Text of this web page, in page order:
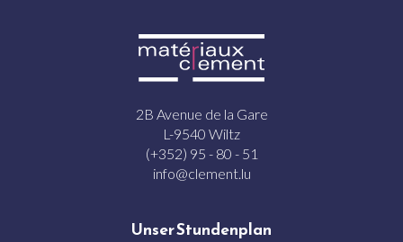
2B Avenue de la Gare
L-9540 Wiltz
(+352) 95 - 80 - 51
info@clement.lu
Unser Stundenplan